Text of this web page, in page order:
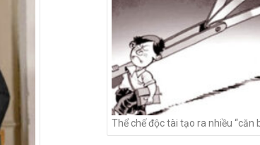
Thể chế độc tài tạo ra nhiều “căn